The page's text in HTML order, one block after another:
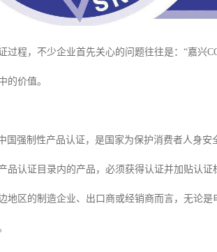
过程，不少企业首先关心的问题往往是：“嘉兴
的价值。
国强制性产品认证，是国家为保护消费者人身
品认证目录内的产品，必须获得认证并加贴认
地区的制造企业、出口商或经销商而言，无论